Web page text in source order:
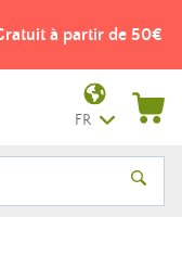
49€ ! - Point relais
FR